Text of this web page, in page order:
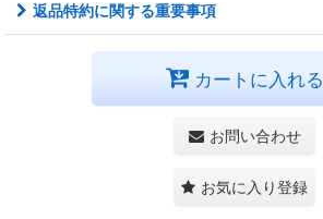
返品特約に関する重要事項
カートに入れる
お問い合わせ
お気に入り登録